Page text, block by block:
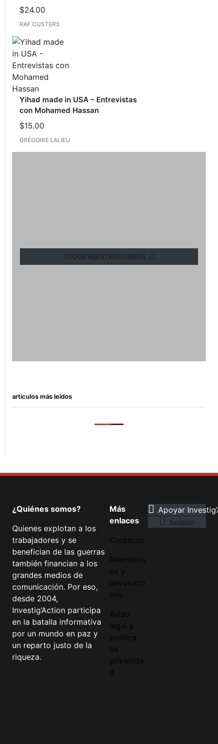
$24.00
RAF CUSTERS
Yihad made in USA – Entrevistas
con Mohamed Hassan
$15.00
GRÉGOIRE LALIEU
TODOS NUESTROS LIBROS
artículos más leídos
¿Quiénes somos?
Quienes explotan a los
trabajadores y se
benefician de las guerras
también financian a los
grandes medios de
comunicación. Por eso,
desde 2004,
Investig’Action participa
en la batalla informativa
por un mundo en paz y
un reparto justo de la
riqueza.
Más
enlaces
Contacto
Reembols
os y
devolucio
nes
Aviso
legal y
política
de
privacida
d
Apoyar
boletín